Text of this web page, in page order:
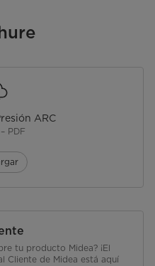
ARC
PDF
tu producto Midea? ¡El
Cliente de Midea está aquí